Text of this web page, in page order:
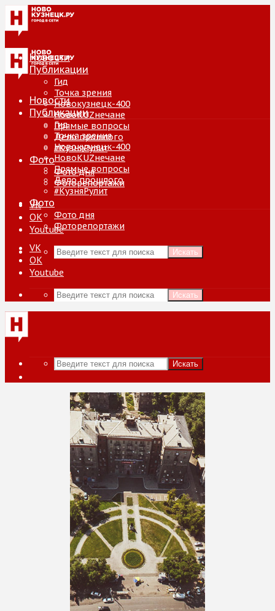
Новости
Публикации
Гид
Точка зрения
Новокузнецк-400
НовоKUZнечане
Прямые вопросы
Дело прошлого
#КузняРулит
Фото
Фото дня
Фоторепортажи
VK
ОК
Youtube
Искать
Новости
Публикации
Гид
Точка зрения
Новокузнецк-400
НовоKUZнечане
Прямые вопросы
Дело прошлого
#КузняРулит
Фото
Фото дня
Фоторепортажи
VK
ОК
Youtube
Искать
Искать